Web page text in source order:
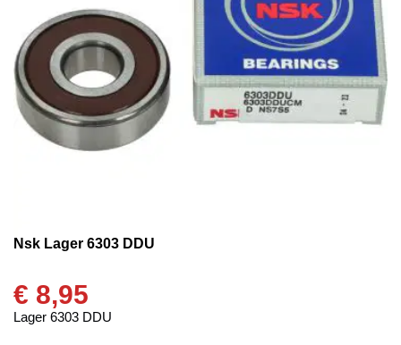
Nsk Lager 6303 DDU
€ 8,95
Lager 6303 DDU